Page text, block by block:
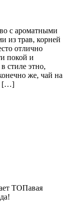
с ароматными
из трав, корней
отлично
покой и
стиле этно,
же, чай на
[…]
ТОПавая